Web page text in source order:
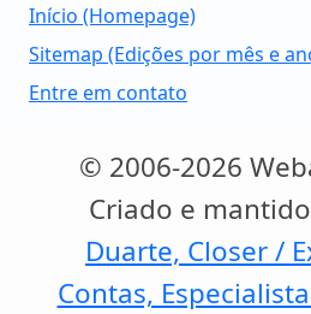
Início (Homepage)
Sitemap (Edições por mês e
Entre em contato
© 2006-2026
Criado e
Duarte, Closer /
Contas,